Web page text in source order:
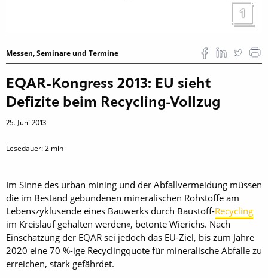
1
Messen, Seminare und Termine
EQAR-Kongress 2013: EU sieht
Defizite beim Recycling-Vollzug
25. Juni 2013
Lesedauer:2 min
Im Sinne des urban mining und der Abfallvermeidung müssen
die im Bestand gebundenen mineralischen Rohstoffe am
Lebenszyklusende eines Bauwerks durch Baustoff-Recycling
im Kreislauf gehalten werden«, betonte Wierichs. Nach
Einschätzung der EQAR sei jedoch das EU-Ziel, bis zum Jahre
2020 eine 70 %-ige Recyclingquote für mineralische Abfälle zu
erreichen, stark gefährdet.